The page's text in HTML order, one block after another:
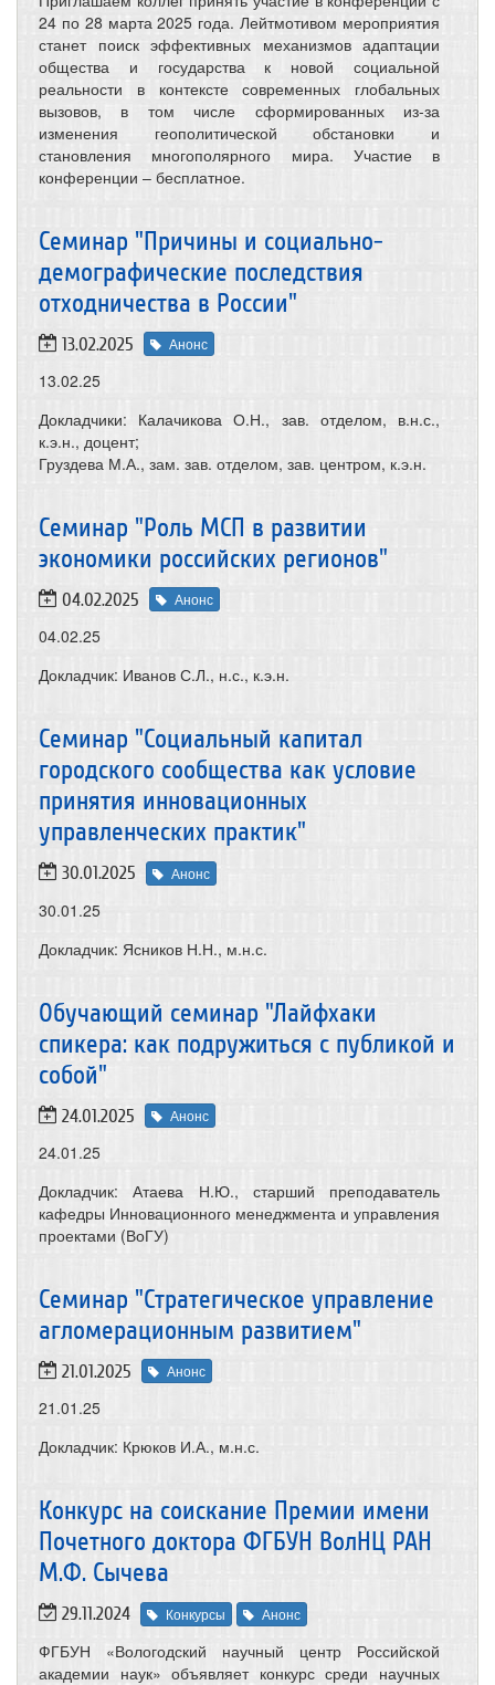
24 по 28 марта 2025 года. Лейтмотивом мероприятия
станет поиск эффективных механизмов адаптации
общества и государства к новой социальной
реальности в контексте современных глобальных
вызовов, в том числе сформированных из-за
изменения геополитической обстановки и
становления многополярного мира. Участие в
конференции – бесплатное.
Семинар "Причины и социально-
демографические последствия
отходничества в России"
13.02.2025 Анонс
13.02.25
Докладчики: Калачикова О.Н., зав. отделом, в.н.с.,
к.э.н., доцент;
Груздева М.А., зам. зав. отделом, зав. центром, к.э.н.
Семинар "Роль МСП в развитии
экономики российских регионов"
04.02.2025 Анонс
04.02.25
Докладчик: Иванов С.Л., н.с., к.э.н.
Семинар "Социальный капитал
городского сообщества как условие
принятия инновационных
управленческих практик"
30.01.2025 Анонс
30.01.25
Докладчик: Ясников Н.Н., м.н.с.
Обучающий семинар "Лайфхаки
спикера: как подружиться с публикой и
собой"
24.01.2025 Анонс
24.01.25
Докладчик: Атаева Н.Ю., старший преподаватель
кафедры Инновационного менеджмента и управления
проектами (ВоГУ)
Семинар "Стратегическое управление
агломерационным развитием"
21.01.2025 Анонс
21.01.25
Докладчик: Крюков И.А., м.н.с.
Конкурс на соискание Премии имени
Почетного доктора ФГБУН ВолНЦ РАН
М.Ф. Сычева
29.11.2024 Конкурсы Анонс
ФГБУН «Вологодский научный центр Российской
академии наук» объявляет конкурс среди научных